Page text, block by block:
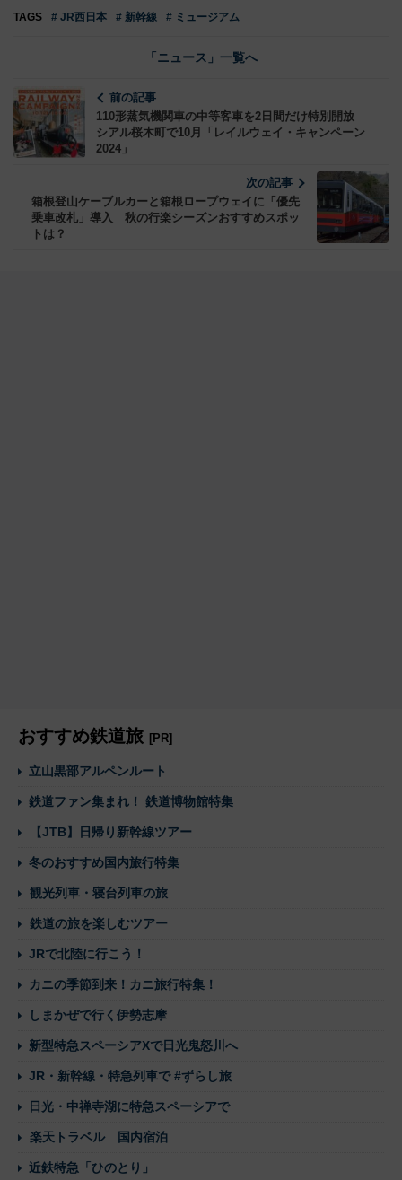
TAGS # JR西日本 # 新幹線 # ミュージアム
「ニュース」一覧へ
前の記事
110形蒸気機関車の中等客車を2日間だけ特別開放
シアル桜木町で10月「レイルウェイ・キャンペーン
2024」
次の記事
箱根登山ケーブルカーと箱根ロープウェイに「優先
乗車改札」導入 秋の行楽シーズンおすすめスポッ
トは？
おすすめ鉄道旅 [PR]
立山黒部アルペンルート
鉄道ファン集まれ！ 鉄道博物館特集
【JTB】日帰り新幹線ツアー
冬のおすすめ国内旅行特集
観光列車・寝台列車の旅
鉄道の旅を楽しむツアー
JRで北陸に行こう！
カニの季節到来！カニ旅行特集！
しまかぜで行く伊勢志摩
新型特急スペーシアXで日光鬼怒川へ
JR・新幹線・特急列車で #ずらし旅
日光・中禅寺湖に特急スペーシアで
楽天トラベル 国内宿泊
近鉄特急「ひのとり」